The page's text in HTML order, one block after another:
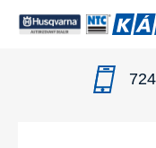
MOBILNÍ
88-7 VČETNĚ